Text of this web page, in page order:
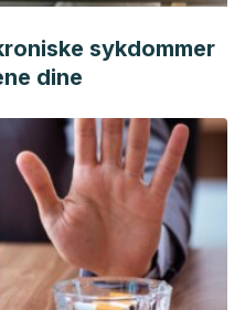
sykdommer
dine